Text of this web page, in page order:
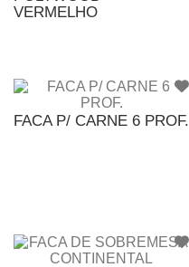
VERMELHO
FACA P/ CARNE 6 PROF.